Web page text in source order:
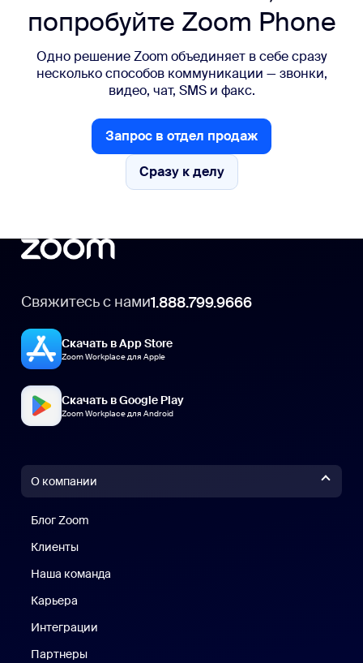
попробуйте Zoom Phone
Одно решение Zoom объединяет в себе сразу
несколько способов коммуникации — звонки,
видео, чат, SMS и факс.
Запрос в отдел продаж
Запрос в отдел продаж
Сразу к делу
Сразу к делу
Свяжитесь с нами1.888.799.9666
Скачать в App Store
Zoom Workplace для Apple
Скачать в Google Play
Zoom Workplace для Android
О компании
Блог Zoom
Клиенты
Наша команда
Карьера
Интеграции
Партнеры